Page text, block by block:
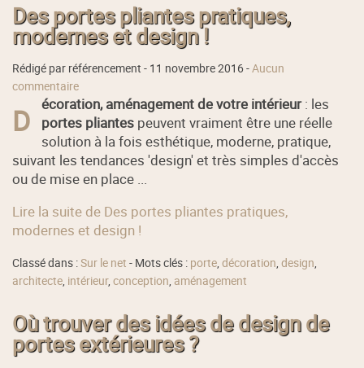
Des portes pliantes pratiques,
modernes et design !
Rédigé par référencement - 11 novembre 2016-Aucun
commentaire
D écoration, aménagement de votre intérieur: les
portes pliantes peuvent vraiment être une réelle
solution à la fois esthétique, moderne, pratique,
suivant les tendances 'design' et très simples d'accès
ou de mise en place ...
Lire la suite de Des portes pliantes pratiques,
modernes et design !
Classé dans :Sur le net - Mots clés : porte,décoration,design,
architecte, intérieur,conception, aménagement
Où trouver des idées de design de
portes extérieures ?